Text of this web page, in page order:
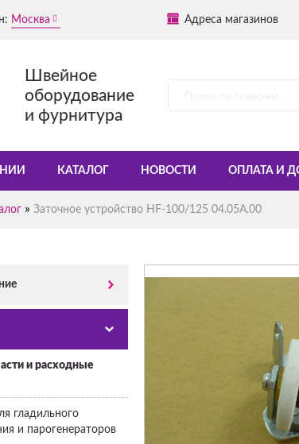
Москва Адреса магазинов
Швейное
оборудование
и фурнитура
КАТАЛОГ НОВОСТИ ОПЛАТА И
» Заточное устройство HF-100/125 04.05A.00
и расходные
гладильного
и парогенераторов